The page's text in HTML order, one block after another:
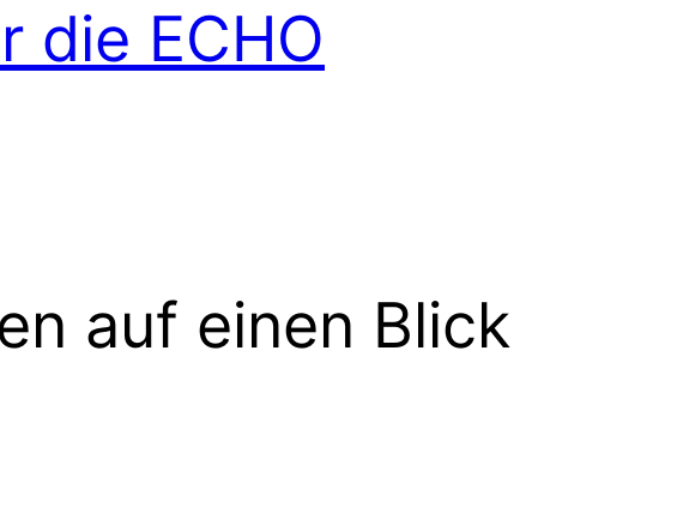
die ECHO
auf einen Blick